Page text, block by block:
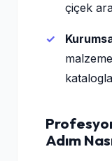
çiçek
Adım